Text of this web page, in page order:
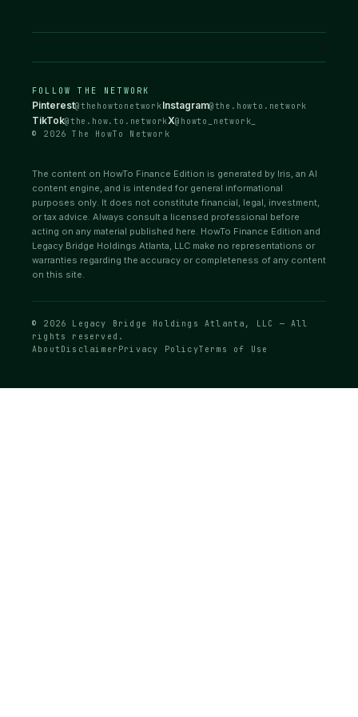
FOLLOW THE NETWORK
Pinterest@thehowtonetworkInstagram@the.howto.network
TikTok@the.how.to.networkX@howto_network_
© 2026 The HowTo Network
The content on HowTo Finance Edition is generated by Iris, an AI
content engine, and is intended for general informational
purposes only. It does not constitute financial, legal, investment,
or tax advice. Always consult a licensed professional before
acting on any material published here. HowTo Finance Edition and
Legacy Bridge Holdings Atlanta, LLC make no representations or
warranties regarding the accuracy or completeness of any content
on this site.
© 2026 Legacy Bridge Holdings Atlanta, LLC — All
rights reserved.
About Disclaimer Privacy PolicyTerms of Use